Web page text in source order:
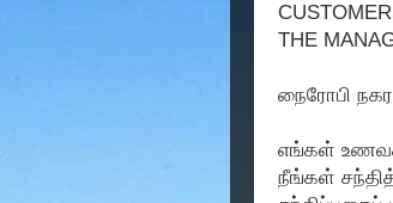
THE
நைரோபி
எங்கள்
நீங்கள்